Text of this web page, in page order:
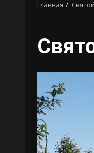
Главная